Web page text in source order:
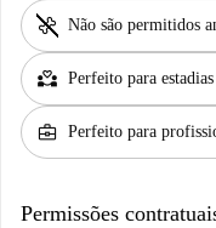
pet_supplies Não são permitidos
partner_heart Perfeito para estadias
business_center Perfeito para
Permissões